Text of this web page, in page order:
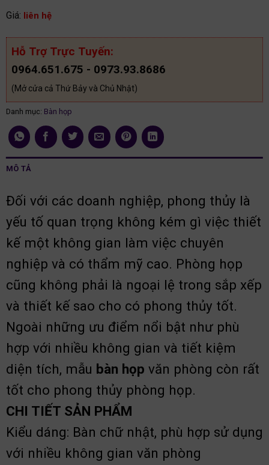
Giá: liên hệ
Hỗ Trợ Trực Tuyến:
0964.651.675 - 0973.93.8686
(Mở cửa cả Thứ Bảy và Chủ Nhật)
Danh mục: Bàn họp
MÔ TẢ
Đối với các doanh nghiệp, phong thủy là
yếu tố quan trọng không kém gì việc thiết
kế một không gian làm việc chuyên
nghiệp và có thẩm mỹ cao. Phòng họp
cũng không phải là ngoại lệ trong sắp xếp
và thiết kế sao cho có phong thủy tốt.
Ngoài những ưu điểm nổi bật như phù
hợp với nhiều không gian và tiết kiệm
diện tích, mẫu bàn họp văn phòng còn rất
tốt cho phong thủy phòng họp.
CHI TIẾT SẢN PHẨM
Kiểu dáng: Bàn chữ nhật, phù hợp sử dụng
với nhiều không gian văn phòng